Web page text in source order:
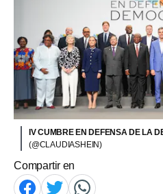
IV CUMBRE EN DEFENSA DE LA
(@CLAUDIASHEIN)
Compartir en